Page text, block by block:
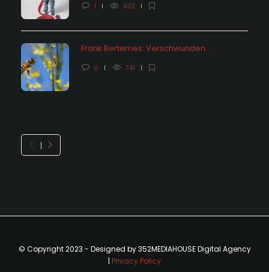
1 432
Frank Bertemes: Verschwunden….
0 741
© Copyright 2023 - Designed by 352MEDIAHOUSE Digital Agency
| Privacy Policy